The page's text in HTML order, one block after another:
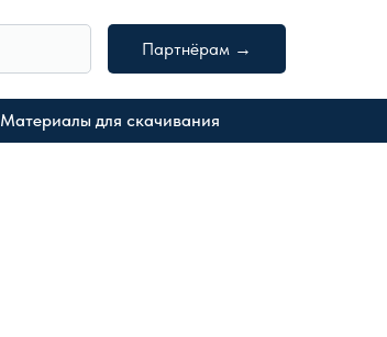
Партнёрам →
Материалы для скачивания